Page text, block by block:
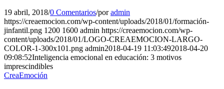
19 abril, 2018/0 Comentarios/poradmin
https://creaemocion.com/wp-content/uploads/2018/01/formación-
jinfantil.png 1200 1600 admin https://creaemocion.com/wp-
content/uploads/2018/01/LOGO-CREAEMOCION-LARGO-
COLOR-1-300x101.png admin2018-04-19 11:03:492018-04-20
09:08:52Inteligencia emocional en educación: 3 motivos
imprescindibles
CreaEmoción